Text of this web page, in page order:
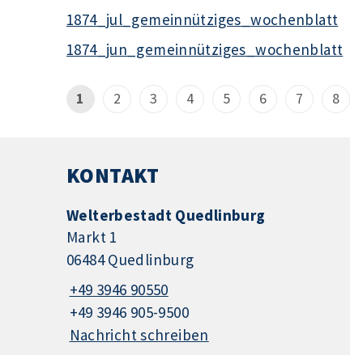
1874_jul_gemeinnütziges_wochenblatt
1874_jun_gemeinnütziges_wochenblatt
1 2 3 4 5 6 7 8
KONTAKT
Welterbestadt Quedlinburg
Markt 1
06484 Quedlinburg
+49 3946 90550
+49 3946 905-9500
Nachricht schreiben